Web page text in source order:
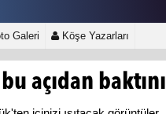
Galeri Köşe Yazarları
açıdan